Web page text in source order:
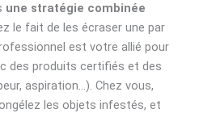
une stratégie combinée
le fait de les écraser une par
est votre allié pour
des produits certifiés et des
aspiration…). Chez vous,
les objets infestés, et